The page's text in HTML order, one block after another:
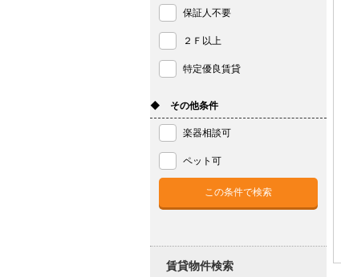
保証人不要
２Ｆ以上
特定優良賃貸
◆ その他条件
楽器相談可
ペット可
賃貸物件検索